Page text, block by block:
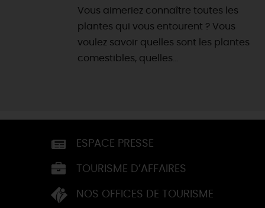
Vous aimeriez connaître toutes les
plantes qui vous entourent ? Vous
voulez savoir quelles sont les plantes
comestibles, quelles...
ESPACE PRESSE
TOURISME D’AFFAIRES
NOS OFFICES DE TOURISME